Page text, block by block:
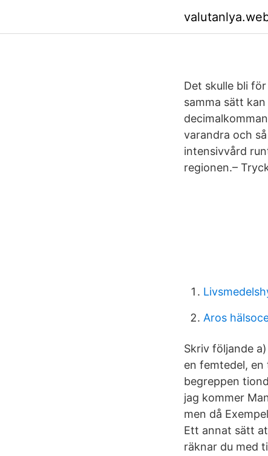
Det skulle bli
samma sätt
varandra och
intensivvård
regionen.–
Aros
Skriv följande
en femtedel,
begreppen
jag kommer
men då
Ett annat sätt
räknar du med